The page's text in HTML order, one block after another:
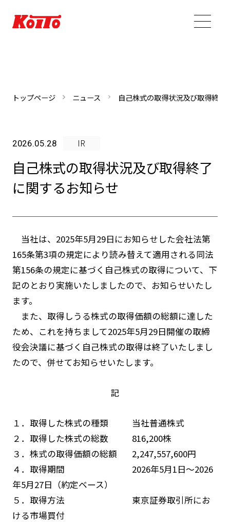
トップページ ニュース 自己株式の取得状況及び取得終了
2026.05.28 IR
自己株式の取得状況及び取得終了
に関するお知らせ
当社は、2025年5月29日にお知らせした会社法第
165条第3項の規定により読み替えて適用される同法
第156条の規定に基づく自己株式の取得について、下
記のとおり実施いたしましたので、お知らせいたし
ます。
また、取得しうる株式の取得価額の総額に達した
ため、これを持ちまして2025年5月29日開催の取締
役会決議に基づく自己株式の取得は終了いたしまし
たので、併せてお知らせいたします。
記
１．取得した株式の種類 当社普通株式
２．取得した株式の総数 816,200株
３．株式の取得価額の総額 2,247,557,600円
４．取得期間 2026年5月1日～2026
年5月27日（約定ベース）
５．取得方法 東京証券取引所にお
ける市場買付